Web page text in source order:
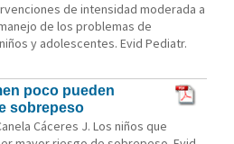
de intensidad moderada a
de los problemas de
y adolescentes. Evid Pediatr.
poco pueden
sobrepeso
Cáceres J. Los niños que